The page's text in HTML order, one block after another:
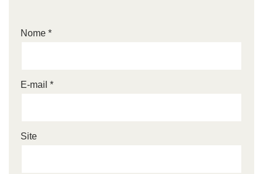
Nome *
E-mail *
Site